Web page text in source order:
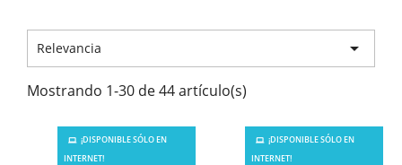
Relevancia 
Mostrando 1-30 de 44 artículo(s)
¡DISPONIBLE SÓLO EN
INTERNET!
¡DISPONIBLE SÓLO EN
INTERNET!